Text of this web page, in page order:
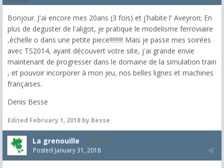
Bonjour. J'ai encore mes 20ans (3 fois) et j'habite l' Aveyron; En
plus de deguster de l'aligot, je pratique le modelisme ferroviaire
,échelle o dans une petite piece!!!!!!!!! Mais je passe mes soirées
avec TS2014, ayant découvert votre site, j'ai grande envie
maintenant de progresser dans le domaine de la simulation train
, et pouvoir incorporer à mon jeu, nos belles lignes et machines
françaises.
Denis Besse
Edited February 1, 2018 by Besse
La grenouille 3,271
Posted January 31, 2018